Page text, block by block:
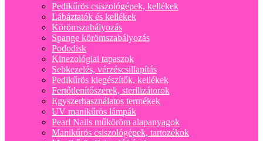
Pedikűrös csiszológépek, kellékek
Lábáztatók és kellékek
Körömszabályozás
Spange körömszabályozás
Pododisk
Kinezológiai tapaszok
Sebkezelés, vérzéscsillapítás
Pedikűrös kiegészítők, kellékek
Fertőtlenítőszerek, sterilizátorok
Egyszerhasználatos termékek
UV manikűrös lámpák
Pearl Nails műköröm alapanyagok
Manikűrös csiszológépek, tartozékok